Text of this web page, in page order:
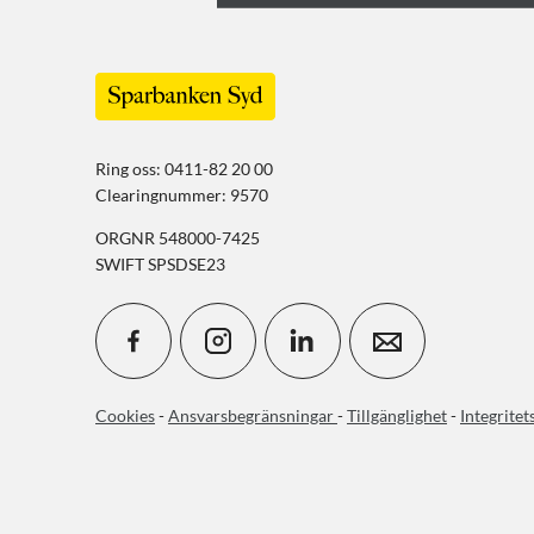
Ring oss: 0411-82 20 00
Clearingnummer: 9570
ORGNR 548000-7425
SWIFT SPSDSE23
Cookies-Ansvarsbegränsningar-Tillgänglighet-